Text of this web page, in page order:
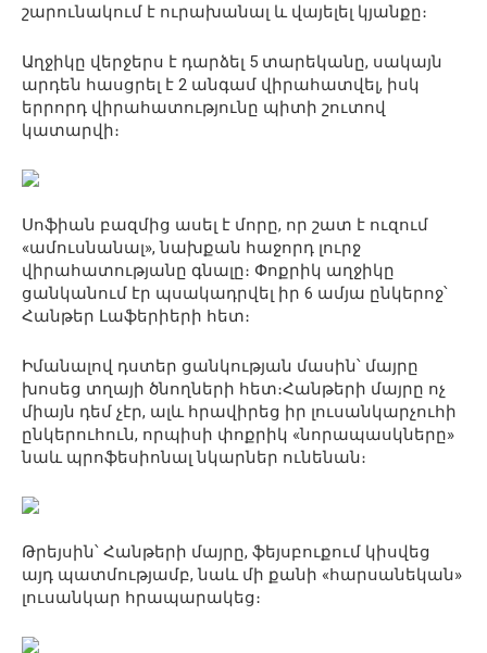
շարունակում է ուրախանալ և վայելել կյանքը։
Աղջիկը վերջերս է դարձել 5 տարեկանը, սակայն
արդեն հասցրել է 2 անգամ վիրահատվել, իսկ
երրորդ վիրահատությունը պիտի շուտով
կատարվի։
Սոֆիան բազմից ասել է մորը, որ շատ է ուզում
«ամուսնանալ», նախքան հաջորդ լուրջ
վիրահատությանը գնալը։ Փոքրիկ աղջիկը
ցանկանում էր պսակադրվել իր 6 ամյա ընկերոջ՝
Հանթեր Լաֆերիերի հետ։
Իմանալով դստեր ցանկության մասին՝ մայրը
խոսեց տղայի ծնողների հետ։Հանթերի մայրը ոչ
միայն դեմ չէր, ալև հրավիրեց իր լուսանկարչուհի
ընկերուհուն, որպիսի փոքրիկ «նորապասկները»
նաև պրոֆեսիոնալ նկարներ ունենան։
Թրեյսին՝ Հանթերի մայրը, ֆեյսբուքում կիսվեց
այդ պատմությամբ, նաև մի քանի «հարսանեկան»
լուսանկար հրապարակեց։